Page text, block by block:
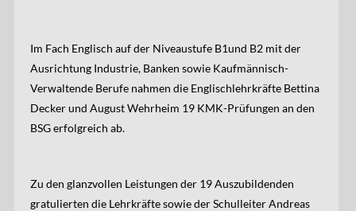
Im Fach Englisch auf der Niveaustufe B1und B2 mit der
Ausrichtung Industrie, Banken sowie Kaufmännisch-
Verwaltende Berufe nahmen die Englischlehrkräfte Bettina
Decker und August Wehrheim 19 KMK-Prüfungen an den
BSG erfolgreich ab.
Zu den glanzvollen Leistungen der 19 Auszubildenden
gratulierten die Lehrkräfte sowie der Schulleiter Andreas